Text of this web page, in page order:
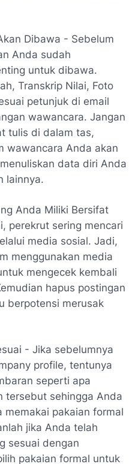
Dibawa - Sebelum
Anda sudah
untuk dibawa.
Transkrip Nilai, Foto
petunjuk di email
wawancara. Jangan
tulis di dalam tas,
wawancara Anda akan
data diri Anda
lainnya.
Anda Miliki Bersifat
perekrut sering mencari
media sosial. Jadi,
menggunakan media
mengecek kembali
hapus postingan
berpotensi merusak
- Jika sebelumnya
profile, tentunya
seperti apa
tersebut sehingga Anda
memakai pakaian formal
jika Anda telah
sesuai dengan
pakaian formal untuk